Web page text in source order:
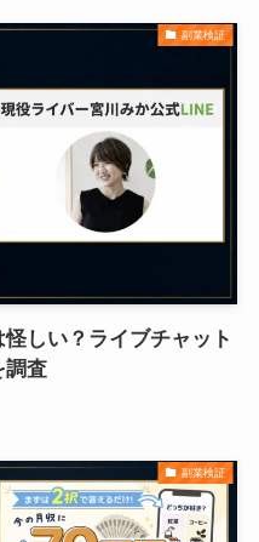
副業検証
しい？ライブチャット
調査
副業検証